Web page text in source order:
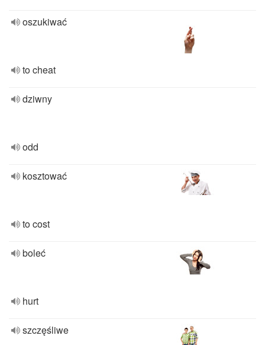
oszukiwać
to cheat
dziwny
odd
kosztować
to cost
boleć
hurt
szczęśliwe